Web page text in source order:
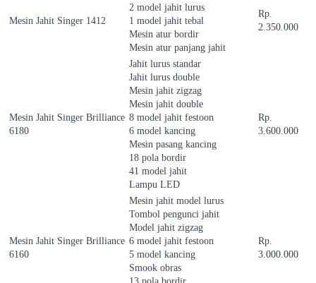
Mesin Jahit Singer 1412
2 model jahit lurus
1 model jahit tebal
Mesin atur bordir
Mesin atur panjang jahit
Rp.
2.350.000
Mesin Jahit Singer Brilliance
6180
Jahit lurus standar
Jahit lurus double
Mesin jahit zigzag
Mesin jahit double
8 model jahit festoon
6 model kancing
Mesin pasang kancing
18 pola bordir
41 model jahit
Lampu LED
Rp.
3.600.000
Mesin Jahit Singer Brilliance
6160
Mesin jahit model lurus
Tombol pengunci jahit
Model jahit zigzag
6 model jahit festoon
5 model kancing
Smook obras
Rp.
3.000.000